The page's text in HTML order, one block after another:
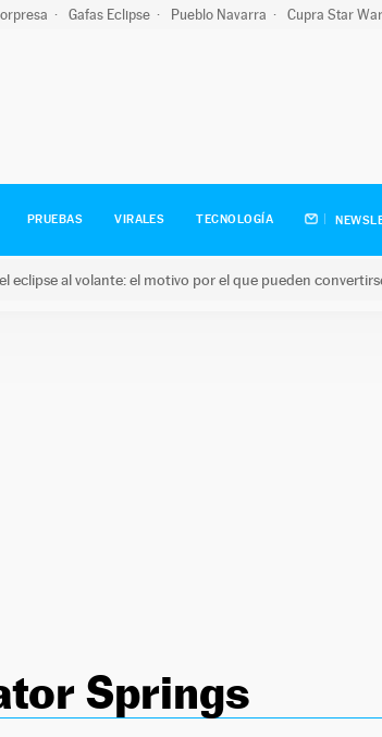
Gafas Eclipse Pueblo Navarra Cupra Star
PRUEBAS VIRALES TECNOLOGÍA
eclipse al volante: el motivo por el que pueden
Springs